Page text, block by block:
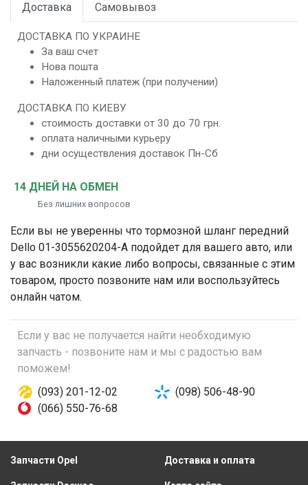
Доставка Самовывоз
ДОСТАВКА ПО УКРАИНЕ
За ваш счет
Нова пошта
Наложенный платеж (при получении)
ДОСТАВКА ПО КИЕВУ
стоимость доставки от 30 до 70 грн.
оплата наличными курьеру
дни осуществления доставок Пн-Сб
14 ДНЕЙ НА ОБМЕН
Без лишних вопросов
Если вы не уверенны что тормозной шланг передний
Dello 01-3055620204-A подойдет для вашего авто, или
у вас возникли какие либо вопросы, связанные с этим
товаром, просто позвоните нам или воспользуйтесь
онлайн чатом.
Если у вас не получается найти необходимую
запчасть - позвоните нам и мы с радостью вам
поможем!
(093) 201-12-02
(098) 506-48-90
(066) 550-76-68
Запчасти Opel Доставка и оплата